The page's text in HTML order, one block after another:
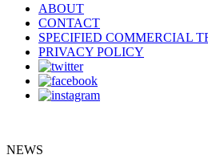
ABOUT
CONTACT
SPECIFIED COMMERCIAL
PRIVACY POLICY
NEWS